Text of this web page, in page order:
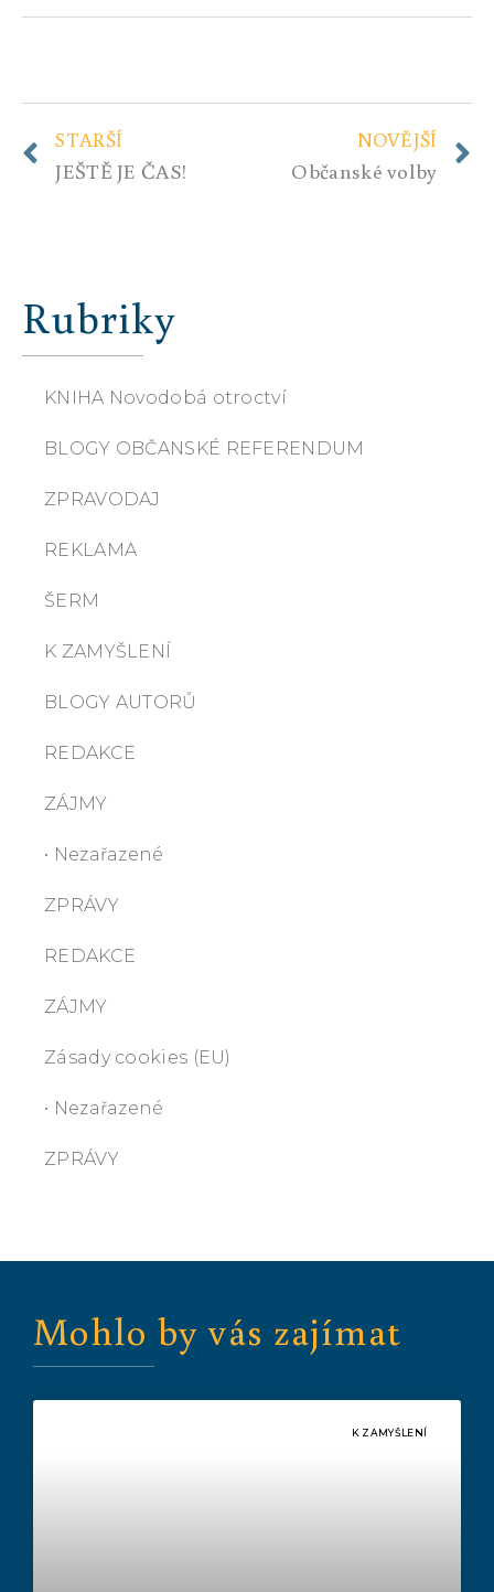
STARŠÍ
JEŠTĚ JE ČAS!
NOVĚJŠÍ
Občanské volby
Rubriky
KNIHA Novodobá otroctví
BLOGY OBČANSKÉ REFERENDUM
ZPRAVODAJ
REKLAMA
ŠERM
K ZAMYŠLENÍ
BLOGY AUTORŮ
REDAKCE
ZÁJMY
• Nezařazené
ZPRÁVY
REDAKCE
ZÁJMY
Zásady cookies (EU)
• Nezařazené
ZPRÁVY
Mohlo by vás zajímat
K ZAMYŠLENÍ